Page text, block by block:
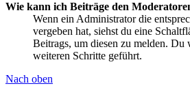
Wie kann ich Beiträge den
Wenn ein Administrator die
vergeben hat, siehst du eine
Beitrags, um diesen zu melden. Du
weiteren Schritte geführt.
Nach oben